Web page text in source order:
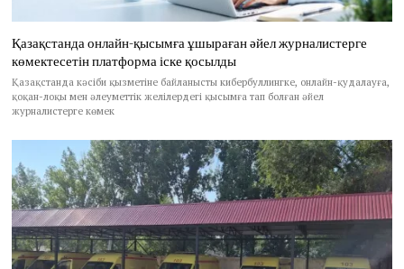
Қазақстанда онлайн-қысымға ұшыраған әйел журналистерге
көмектесетін платформа іске қосылды
Қазақстанда кәсіби қызметіне байланысты кибербуллингке, онлайн-қудалауға,
қоқан-лоқы мен әлеуметтік желілердегі қысымға тап болған әйел
журналистерге көмек